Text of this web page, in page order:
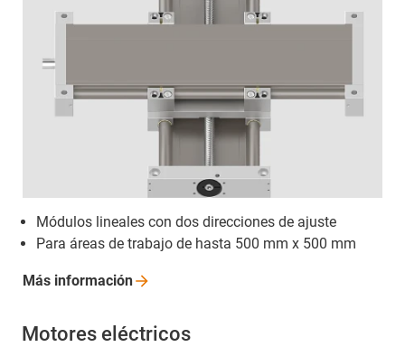
Módulos lineales con dos direcciones de ajuste
Para áreas de trabajo de hasta 500 mm x 500 mm
Más información
Motores eléctricos